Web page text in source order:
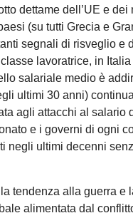
dettame dell’UE e dei
(su tutti Grecia e
segnali di risveglio e
lavoratrice, in
salariale medio è
ultimi 30 anni)
agli attacchi al salario
e i governi di ogni
negli ultimi decenni
tendenza alla guerra e
alimentata dal